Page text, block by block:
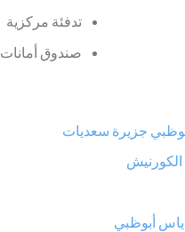
تدفئة مركزية
صندوق أمانات
جزيرة سعديات
ياس أبوظبي